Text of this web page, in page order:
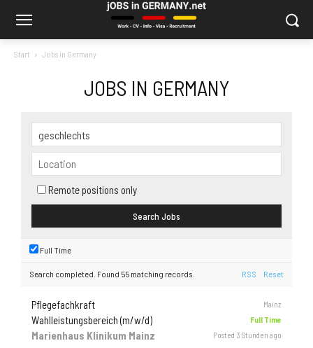
Start Jobs in Germany
JOBS IN GERMANY
Remote positions only
Full Time
Search completed. Found 55 matching records. Reset
RSS
Pflegefachkraft
Wahlleistungsbereich (m/w/d)
Marienhaus Klinikum Mainz
Mainz
Full Time
Posted 3 Stunden ago